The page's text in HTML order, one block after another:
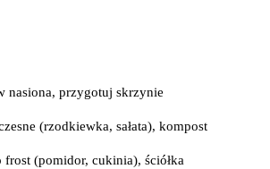
nasiona, przygotuj skrzynie
(rzodkiewka, sałata), kompost
frost (pomidor, cukinia), ściółka